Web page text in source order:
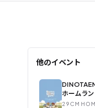
他のイベント
ホームラン
29CM